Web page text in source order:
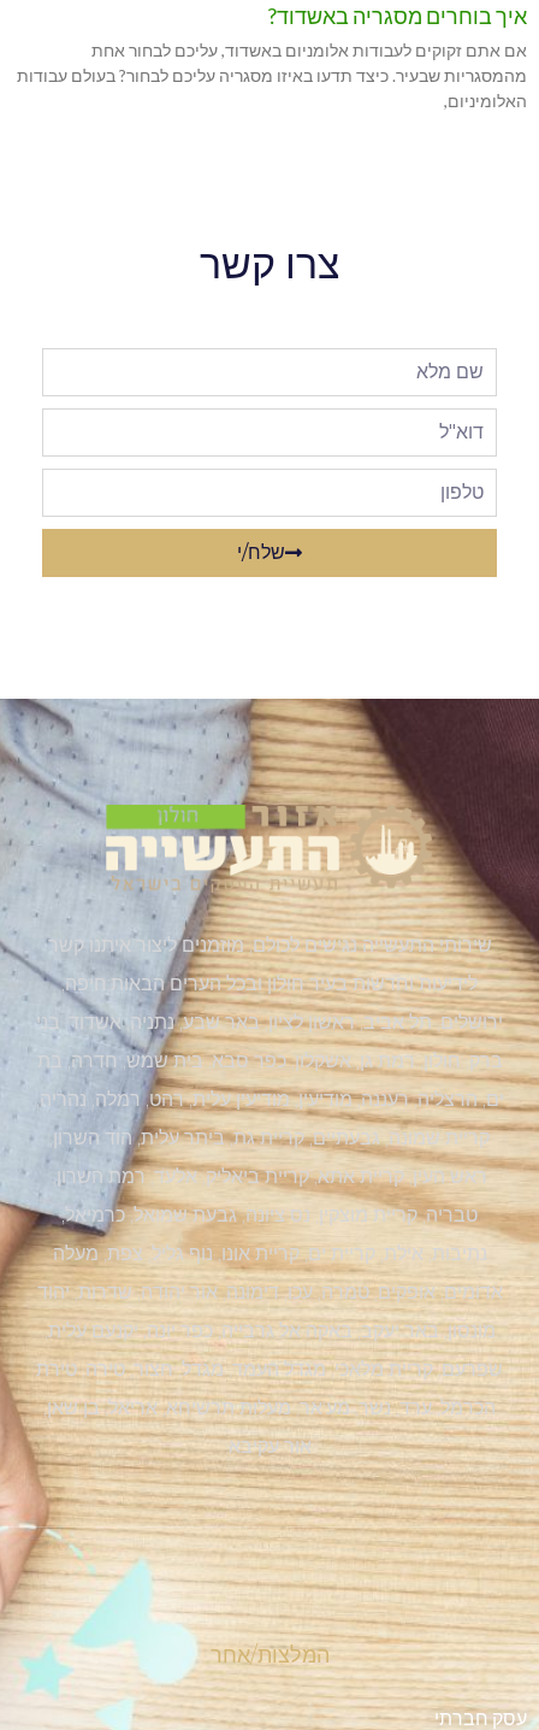
איך בוחרים מסגריה באשדוד?
אם אתם זקוקים לעבודות אלומניום באשדוד, עליכם לבחור אחת
מהמסגריות שבעיר. כיצד תדעו באיזו מסגריה עליכם לבחור? בעולם עבודות
האלומיניום,
צרו קשר
שלח/י
שירותי התעשייה נגישים לכולם, מוזמנים ליצור איתנו קשר
לידיעות וחדשות בעיר חולון ובכל הערים הבאות:חיפה,
ירושלים, תל אביב, ראשון לציון, באר שבע, נתניה, אשדוד, בני
ברק, חולון, רמת גן, אשקלון, כפר סבא, בית שמש, חדרה, בת
ים, הרצליה, רעננה, מודיעין, מודיעין עלית, רהט, רמלה, נהריה,
קריית שמונה, גבעתיים, קריית גת, ביתר עלית, הוד השרון,
ראש העין, קריית אתא, קריית ביאליק, אלעד, רמת השרון,
טבריה, קריית מוצקין, נס ציונה, גבעת שמואל, כרמיאל,
נתיבות, אילת, קריית ים, קריית אונו, נוף גליל, צפת, מעלה
אדומים, אופקים, טמרה, עכו, דימונה, אור יהודה, שדרות, יהוד
מונסון, באר יעקב, באקה אל גרבייה, כפר יונה, יקנעם עלית,
שפרעם, קריית מלאכי, מגדל העמד, מגדל, חצור, טירה, טירת
הכרמל, ערד, נשר, מע'אר, מעלות תרשיחא, אריאל, בן שאן,
אור עקיבא
המלצות/אחר
עסק חברתי